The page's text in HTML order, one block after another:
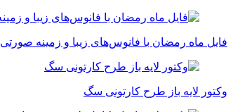
فایل ماه رمضان با فانوس‌های زیبا و زمینه صورتی
وکتور لایه باز طرح کارتونی سگ